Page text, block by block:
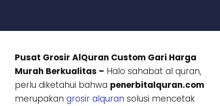
Pusat Grosir AlQuran Custom Gari Harga
Murah Berkualitas – Halo sahabat al quran,
perlu diketahui bahwa penerbitalquran.com
merupakan grosir alquran solusi mencetak